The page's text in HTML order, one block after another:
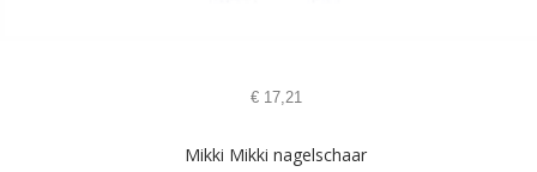
€17,21
Mikki Mikki nagelschaar